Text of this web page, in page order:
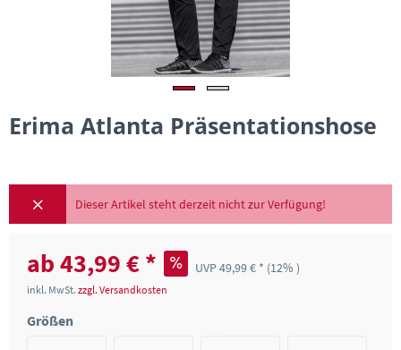
Erima Atlanta Präsentationshose
Dieser Artikel steht derzeit nicht zur Verfügung!
ab 43,99 € * UVP 49,99 € * (12% )
inkl. MwSt. zzgl. Versandkosten
Größen